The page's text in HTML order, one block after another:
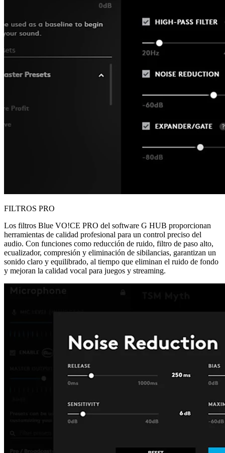
FILTROS PRO
Los filtros Blue VO!CE PRO del software G HUB proporcionan
herramientas de calidad profesional para un control preciso del
audio. Con funciones como reducción de ruido, filtro de paso alto,
ecualizador, compresión y eliminación de sibilancias, garantizan un
sonido claro y equilibrado, al tiempo que eliminan el ruido de fondo
y mejoran la calidad vocal para juegos y streaming.